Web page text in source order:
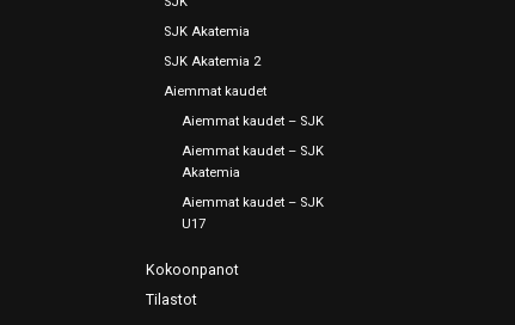
SJK Akatemia
SJK Akatemia 2
Aiemmat kaudet
Aiemmat kaudet – SJK
Aiemmat kaudet – SJK
Akatemia
Aiemmat kaudet – SJK
U17
Kokoonpanot
Tilastot